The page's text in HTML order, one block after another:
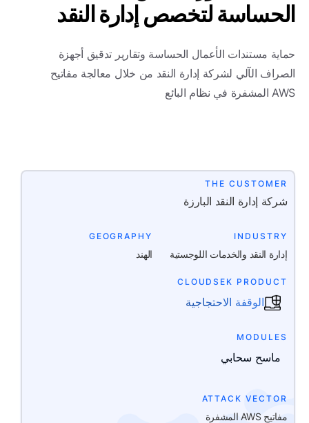
الحساسة لتخصص إدارة النقد
حماية مستندات الأعمال الحساسة وتقارير تدقيق أجهزة
الصراف الآلي لشركة إدارة النقد من خلال معالجة مفاتيح
AWS المشفرة في نظام البائع
THE CUSTOMER
شركة إدارة النقد البارزة
INDUSTRY
إدارة النقد والخدمات اللوجستية
GEOGRAPHY
الهند
CLOUDSEK PRODUCT
الوقفة الاحتجاجية
MODULES
ماسح سحابي
ATTACK VECTOR
مفاتيح AWS المشفرة